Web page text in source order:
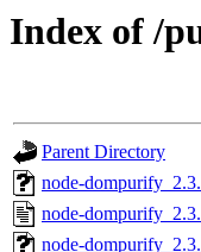
Index of /
Parent Directory
node-
node-
node-